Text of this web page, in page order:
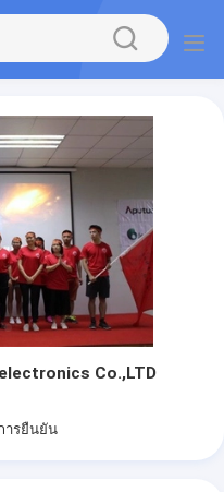
Co.,LTD
ารยืนยัน